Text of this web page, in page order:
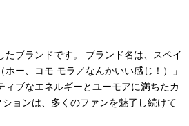
たブランドです。 ブランド名は、スペイ
ホー、コモ モラ／なんかいい感じ！）」
ィブなエネルギーとユーモアに満ちたカ
ョンは、多くのファンを魅了し続けて